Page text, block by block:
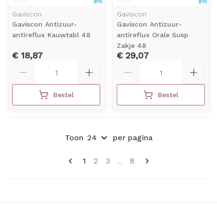
Gaviscon
Gaviscon Antizuur-
antireflux Kauwtabl 48
€ 18,87
Bestel
Gaviscon
Gaviscon Antizuur-
antireflux Orale Susp
Zakje 48
€ 29,07
Bestel
Pagina's
U lees momenteel pagina
1 Pagina
2 Pagina
3 ... Pagina
8
Toon per pagina